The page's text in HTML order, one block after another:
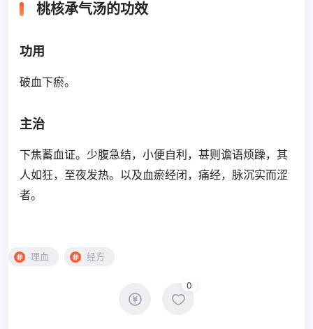
桃核承气汤的功效
功用
破血下瘀。
主治
下焦蓄血证。少腹急结，小便自利，甚则谵语烦躁，其
人如狂，至夜发热。以及血瘀经闭，痛经，脉沉实而涩
者。
理血 经方
0